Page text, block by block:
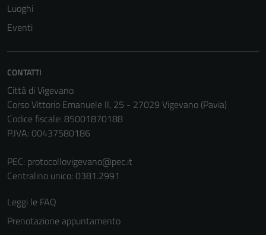
Luoghi
Eventi
CONTATTI
Città di Vigevano
Corso Vittorio Emanuele II, 25 - 27029 Vigevano (Pavia)
Codice fiscale: 85001870188
P.IVA: 00437580186
PEC: protocollovigevano@pec.it
Centralino unico: 0381.2991
Leggi le FAQ
Prenotazione appuntamento